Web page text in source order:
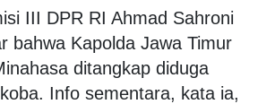
III DPR RI Ahmad Sahroni
bahwa Kapolda Jawa Timur
ditangkap diduga
Info sementara, kata ia,